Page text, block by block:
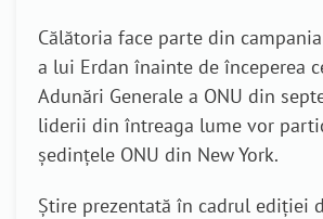
Călătoria face parte din
a lui Erdan înainte de începerea
Adunări Generale a ONU din
liderii din întreaga lume vor
ședințele ONU din New York.
Știre prezentată în cadrul ediției